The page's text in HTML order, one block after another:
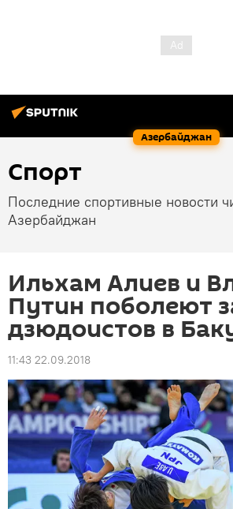
Азербайджан
Спорт
Последние спортивные новости
Азербайджан
Ильхам Алиев и
Путин поболеют
дзюдоистов в
11:43 22.09.2018